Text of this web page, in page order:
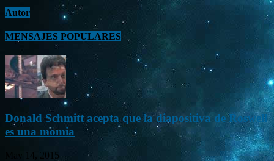
Autor
MENSAJES POPULARES
Donald Schmitt acepta que la diapositiva de Roswell
es una momia
May 14, 2015